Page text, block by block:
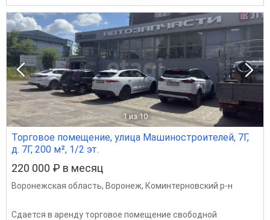
1 из 10
Торговое помещение, улица Машиностроителей, 7Г,
д. 7Г, 200 м², 1/2 эт.
220 000 ₽ в месяц
Воронежская область, Воронеж, Коминтерновский р-н
Сдается в аренду торговое помещение свободной